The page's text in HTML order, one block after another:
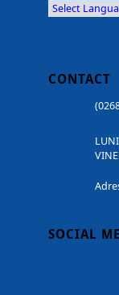
CONTACT
SOCIAL